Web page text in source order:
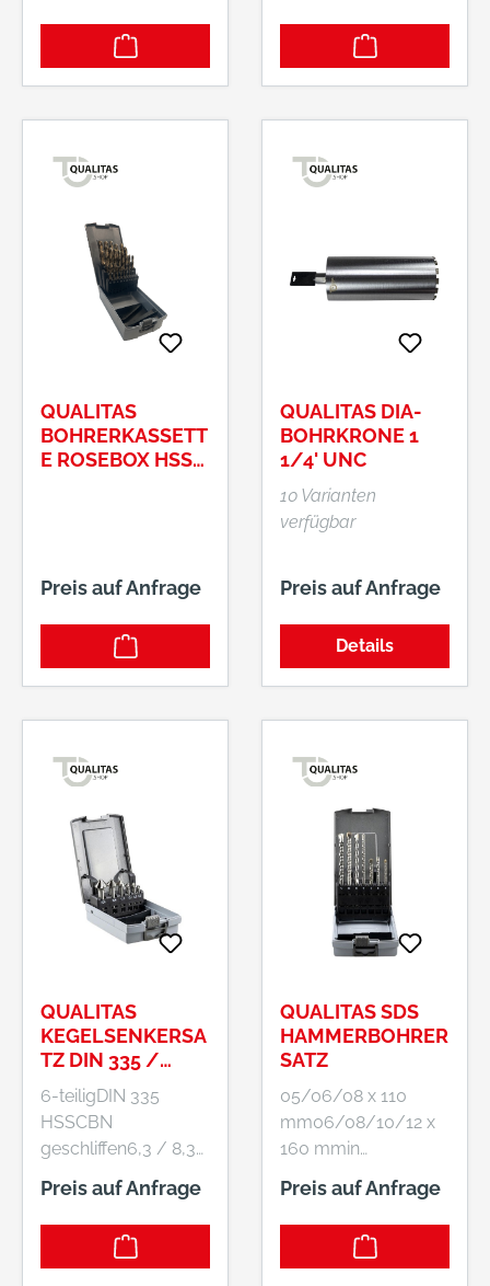
QUALITAS
BOHRERKASSETT
E ROSEBOX HSS-
Preis auf Anfrage
QUALITAS DIA-
BOHRKRONE 1
1/4' UNC
10 Varianten
verfügbar
Preis auf Anfrage
Details
QUALITAS
KEGELSENKERSA
TZ DIN 335 /
6TLG.
6-teiligDIN 335
HSSCBN
geschliffen6,3 / 8,3
20,5in Kunststoffbox
Preis auf Anfrage
QUALITAS SDS
HAMMERBOHRER
SATZ
05/06/08 x 110
mm06/08/10/12 x
160 mmin
Preis auf Anfrage